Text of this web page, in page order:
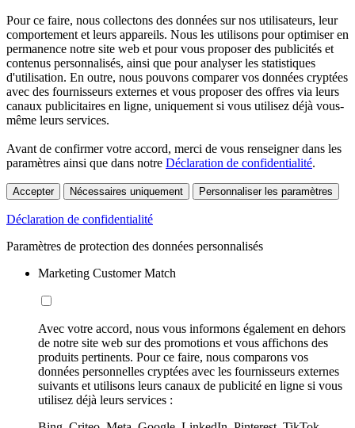
Pour ce faire, nous collectons des données sur nos utilisateurs, leur
comportement et leurs appareils. Nous les utilisons pour optimiser en
permanence notre site web et pour vous proposer des publicités et
contenus personnalisés, ainsi que pour analyser les statistiques
d'utilisation. En outre, nous pouvons comparer vos données cryptées
avec des fournisseurs externes et vous proposer des offres via leurs
canaux publicitaires en ligne, uniquement si vous utilisez déjà vous-
même leurs services.
Avant de confirmer votre accord, merci de vous renseigner dans les
paramètres ainsi que dans notre Déclaration de confidentialité.
Accepter Nécessaires uniquement Personnaliser les paramètres
Déclaration de confidentialité
Paramètres de protection des données personnalisés
Marketing Customer Match
Avec votre accord, nous vous informons également en dehors
de notre site web sur des promotions et vous affichons des
produits pertinents. Pour ce faire, nous comparons vos
données personnelles cryptées avec les fournisseurs externes
suivants et utilisons leurs canaux de publicité en ligne si vous
utilisez déjà leurs services :